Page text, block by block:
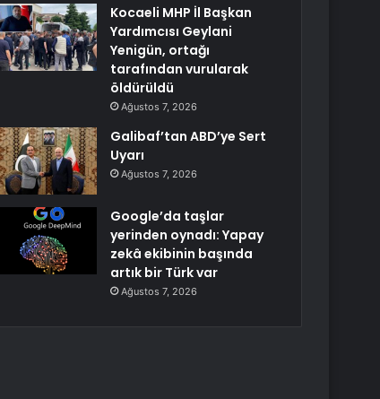
Kocaeli MHP İl Başkan
Yardımcısı Geylani
Yenigün, ortağı
tarafından vurularak
öldürüldü
Ağustos 7, 2026
Galibaf’tan ABD’ye Sert
Uyarı
Ağustos 7, 2026
Google’da taşlar
yerinden oynadı: Yapay
zekâ ekibinin başında
artık bir Türk var
Ağustos 7, 2026